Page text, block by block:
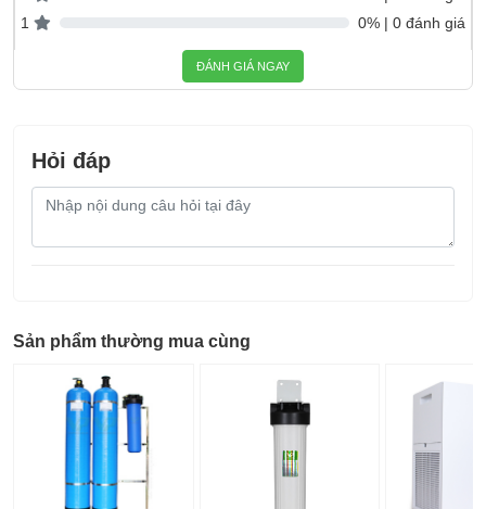
1
0% | 0 đánh giá
ĐÁNH GIÁ NGAY
Hỏi đáp
Nội
câu
Sản phẩm thường mua cùng